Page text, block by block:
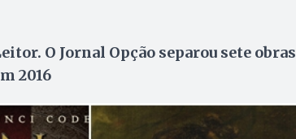
O Jornal Opção separou sete obras
2016